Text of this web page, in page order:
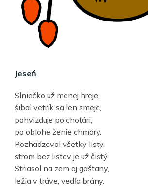
Jeseň
Slniečko už menej hreje,
šibal vetrík sa len smeje,
pohvizduje po chotári,
po oblohe ženie chmáry.
Pozhadzoval všetky listy,
strom bez listov je už čistý.
Striasol na zem aj gaštany,
ležia v tráve, vedľa brány.